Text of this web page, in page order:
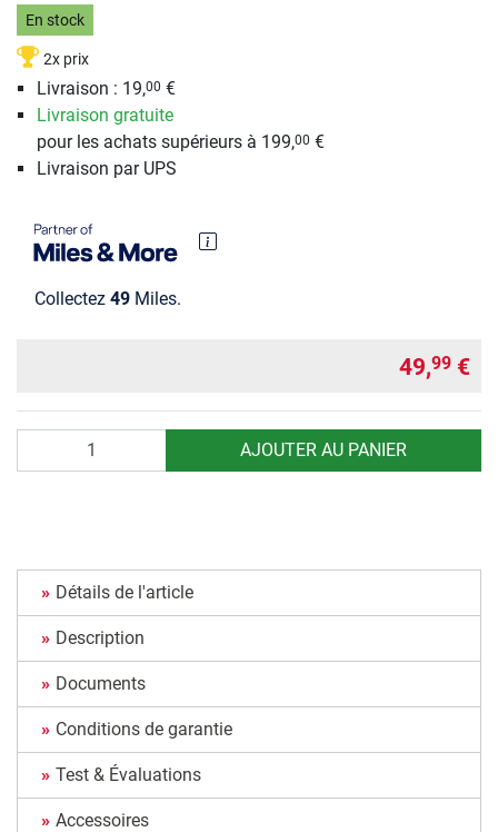
En stock
2x prix
Livraison : 19,00 €
Livraison gratuite
pour les achats supérieurs à 199,00 €
Livraison par UPS
Collectez 49 Miles.
49,99 €
AJOUTER AU PANIER
Détails de l'article
Description
Documents
Conditions de garantie
Test & Évaluations
Accessoires